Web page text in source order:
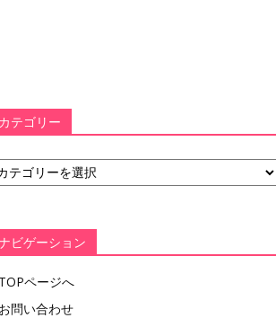
カテゴリー
ビゲーション
TOPページへ
お問い合わせ